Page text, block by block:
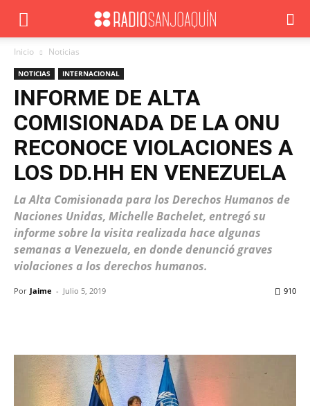
Inicio Noticias
NOTICIAS INTERNACIONAL
INFORME DE ALTA
COMISIONADA DE LA ONU
RECONOCE VIOLACIONES A
LOS DD.HH EN VENEZUELA
La Alta Comisionada para los Derechos Humanos de
Naciones Unidas, Michelle Bachelet, entregó su
informe sobre la visita realizada hace algunas
semanas a Venezuela, en donde denunció graves
violaciones a los derechos humanos.
Por Jaime - Julio 5, 2019 910